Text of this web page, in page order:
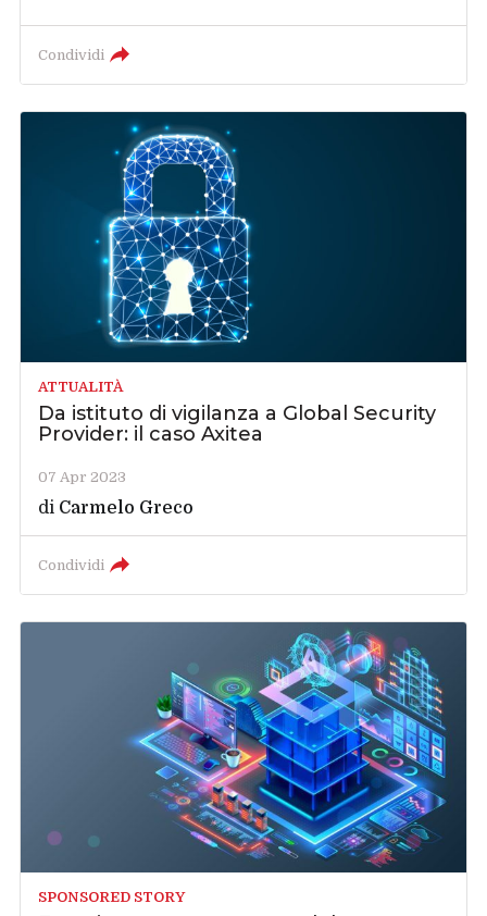
Condividi
ATTUALITÀ
Da istituto di vigilanza a Global Security
Provider: il caso Axitea
07 Apr 2023
di Carmelo Greco
Condividi
SPONSORED STORY